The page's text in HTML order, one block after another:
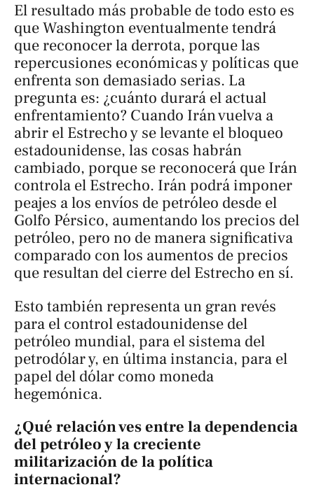
El resultado más probable de todo esto es
que Washington eventualmente tendrá
que reconocer la derrota, porque las
repercusiones económicas y políticas que
enfrenta son demasiado serias. La
pregunta es: ¿cuánto durará el actual
enfrentamiento? Cuando Irán vuelva a
abrir el Estrecho y se levante el bloqueo
estadounidense, las cosas habrán
cambiado, porque se reconocerá que Irán
controla el Estrecho. Irán podrá imponer
peajes a los envíos de petróleo desde el
Golfo Pérsico, aumentando los precios del
petróleo, pero no de manera significativa
comparado con los aumentos de precios
que resultan del cierre del Estrecho en sí.
Esto también representa un gran revés
para el control estadounidense del
petróleo mundial, para el sistema del
petrodólar y, en última instancia, para el
papel del dólar como moneda
hegemónica.
¿Qué relación ves entre la dependencia
del petróleo y la creciente
militarización de la política
internacional?